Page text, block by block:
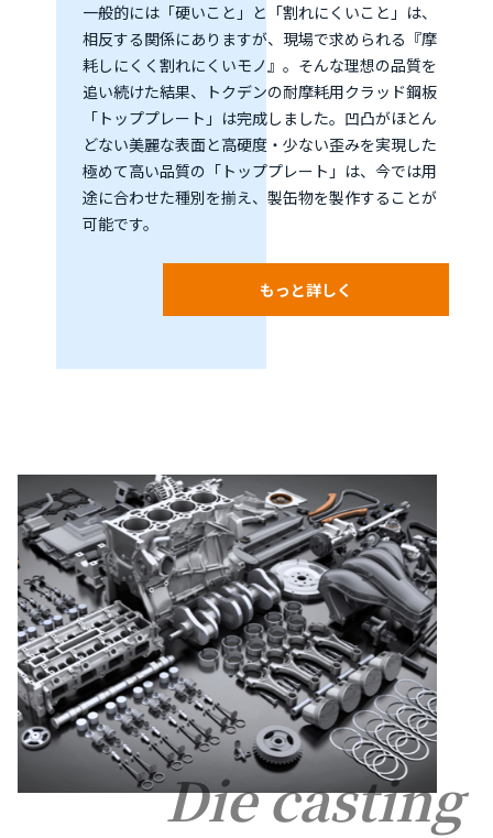
一般的には「硬いこと」と「割れにくいこと」は、
相反する関係にありますが、現場で求められる『摩
耗しにくく割れにくいモノ』。そんな理想の品質を
追い続けた結果、トクデンの耐摩耗用クラッド鋼板
「トッププレート」は完成しました。凹凸がほとん
どない美麗な表面と高硬度・少ない歪みを実現した
極めて高い品質の「トッププレート」は、今では用
途に合わせた種別を揃え、製缶物を製作することが
可能です。
もっと詳しく
Die casting